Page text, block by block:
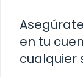
en tu
cualquier